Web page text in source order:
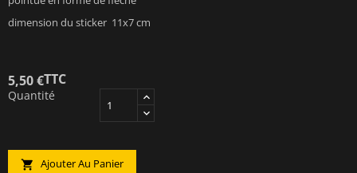
dimension du sticker 11x7 cm
5,50 €TTC
Quantité
 Ajouter Au Panier